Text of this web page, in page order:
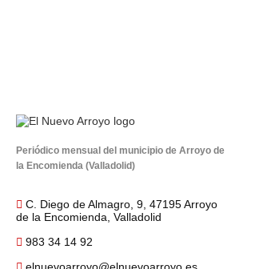
Periódico mensual del municipio de Arroyo de
la Encomienda (Valladolid)
C. Diego de Almagro, 9, 47195 Arroyo
de la Encomienda, Valladolid
983 34 14 92